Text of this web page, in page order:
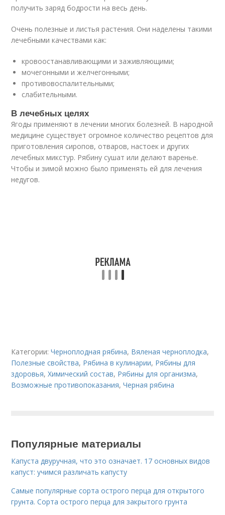
получить заряд бодрости на весь день.
Очень полезные и листья растения. Они наделены такими
лечебными качествами как:
кровоостанавливающими и заживляющими;
мочегонными и желчегонными;
противовоспалительными;
слабительными.
В лечебных целях
Ягоды применяют в лечении многих болезней. В народной
медицине существует огромное количество рецептов для
приготовления сиропов, отваров, настоек и других
лечебных микстур. Рябину сушат или делают варенье.
Чтобы и зимой можно было применять ей для лечения
недугов.
Категории:Черноплодная рябина, Вяленая черноплодка,
Полезные свойства, Рябина в кулинарии, Рябины для
здоровья,Химический состав, Рябины для организма,
Возможные противопоказания,Черная рябина
Популярные материалы
Капуста двуручная, что это означает. 17 основных видов
капуст: учимся различать капусту
Самые популярные сорта острого перца для открытого
грунта. Сорта острого перца для закрытого грунта